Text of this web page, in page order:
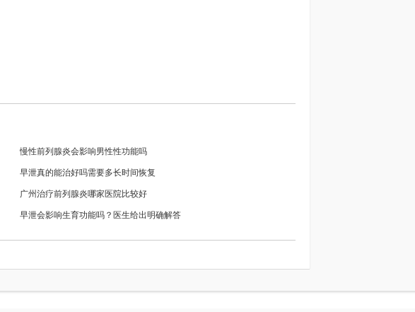
慢性前列腺炎会影响男性性功能吗
早泄真的能治好吗需要多长时间恢复
广州治疗前列腺炎哪家医院比较好
早泄会影响生育功能吗？医生给出明确解答